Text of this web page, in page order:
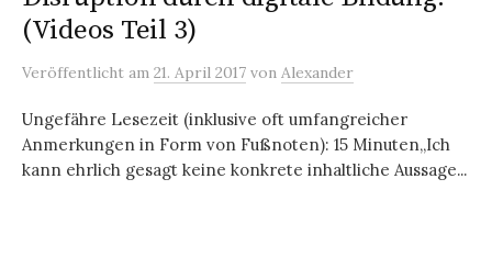
(Videos Teil 3)
Veröffentlicht am 21. April 2017 von Alexander
Ungefähre Lesezeit (inklusive oft umfangreicher
Anmerkungen in Form von Fußnoten): 15 Minuten„Ich
kann ehrlich gesagt keine konkrete inhaltliche Aussage...